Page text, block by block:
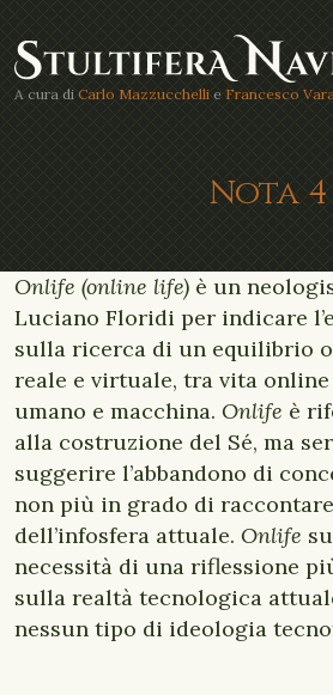
A cura di Carlo Mazzucchelli e Francesco
Nota 4
Onlife (online life) è un
Luciano Floridi per indicare
sulla ricerca di un equilibrio
reale e virtuale, tra vita
umano e macchina. Onlife è
alla costruzione del Sé, ma
suggerire l’abbandono di
non più in grado di
dell’infosfera attuale. Onlife
necessità di una riflessione
sulla realtà tecnologica
nessun tipo di ideologia